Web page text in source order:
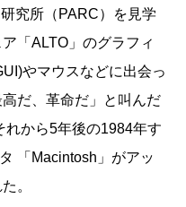
究所（PARC）を見学
「ALTO」のグラフィ
やマウスなどに出会っ
だ、革命だ」と叫んだ
れから5年後の1984年す
「Macintosh」がアッ
。